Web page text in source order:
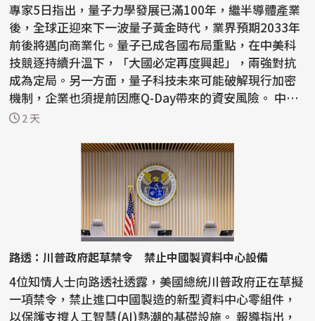
專家5日指出，量子力學發展已滿100年，繼半導體產業
後，全球正迎來下一波量子黃金時代，業界預期2033年
前後將邁向商業化。量子已成各國布局重點，在中美科
技競逐持續升溫下，「大國必定再度興起」，兩強對抗
成為定局。另一方面，量子科技未來可能破解現行加密
機制，企業也須提前因應Q-Day帶來的資安風險。 中原
大學物...
2 天
路透：川普政府起草禁令 禁止中國製資料中心設備
4位知情人士向路透社透露，美國總統川普政府正在草擬
一項禁令，禁止進口中國製造的新型資料中心零組件，
以保護支撐人工智慧(AI)熱潮的基礎設施。 報導指出，